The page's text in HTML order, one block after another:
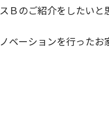
Ｂのご紹介をしたい
ベーションを行ったお